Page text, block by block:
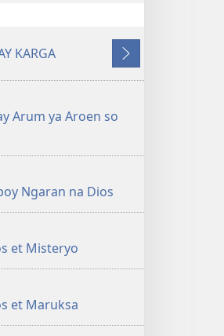
na
PANAG-
BANTAYAN
Nipaakar
ed
KARGA
Onsublay
Arum ya Aroen so
Ngaran na Dios
et Misteryo
et Maruksa